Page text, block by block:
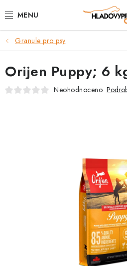
na
POTŘEBY PRO PSY
TAMI PŘEPRAVNÍ BOXY
SPORT SE PSEM
VĚRNOSTNÍ PROGRAM
Granule pro psy
Orijen Puppy; 6
Neohodnoceno